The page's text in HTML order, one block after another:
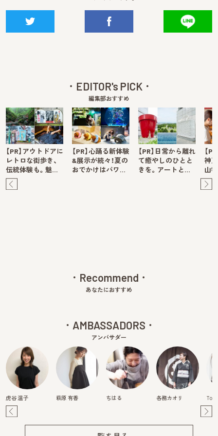
EDITOR's PICK
編集部おすすめ
【PR】アウトドアに
レトロな街歩き、
伝統体験も。魅…
【PR】心踊る新体験
&展示が続々！夏の
おでかけはパワ…
【PR】日常から離れ
て癒やしのひとと
きを。アートと…
【
神
山
Recommend
あなたにおすすめ
AMBASSADORS
アンバサダー
虎谷 温子 萩原 有香 ちはる 各務カオリ